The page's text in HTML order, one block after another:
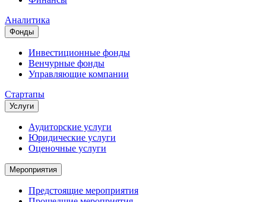
Аналитика
Фонды
Инвестиционные фонды
Венчурные фонды
Управляющие компании
Стартапы
Услуги
Аудиторские услуги
Юридические услуги
Оценочные услуги
Мероприятия
Предстоящие мероприятия